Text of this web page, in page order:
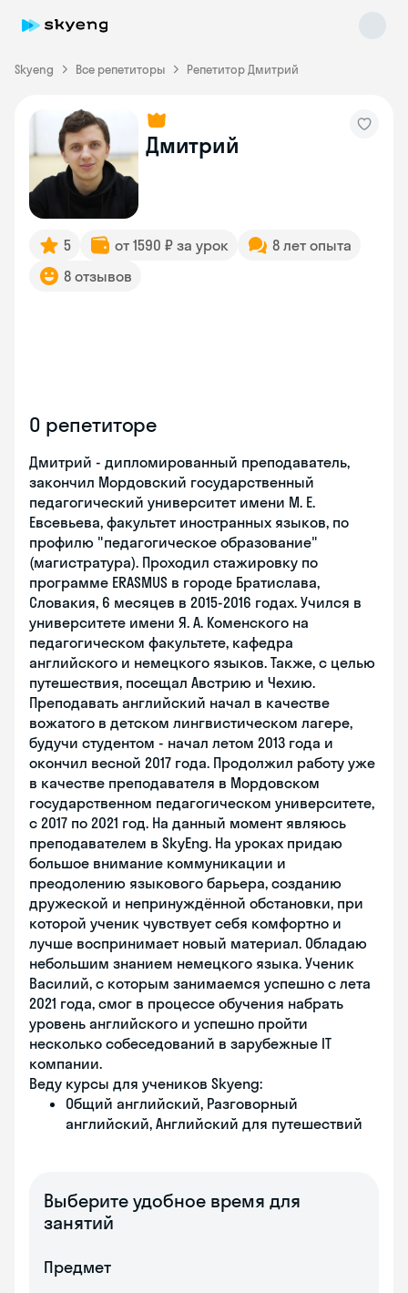
Skyeng Все репетиторы Репетитор Дмитрий
Дмитрий
5 от 1590 ₽ за урок
8 лет опыта
8 отзывов
О репетиторе
Дмитрий - дипломированный преподаватель,
закончил Мордовский государственный
педагогический университет имени М. Е.
Евсевьева, факультет иностранных языков, по
профилю "педагогическое образование"
(магистратура). Проходил стажировку по
программе ERASMUS в городе Братислава,
Словакия, 6 месяцев в 2015-2016 годах. Учился в
университете имени Я. А. Коменского на
педагогическом факультете, кафедра
английского и немецкого языков. Также, с целью
путешествия, посещал Австрию и Чехию.
Преподавать английский начал в качестве
вожатого в детском лингвистическом лагере,
будучи студентом - начал летом 2013 года и
окончил весной 2017 года. Продолжил работу уже
в качестве преподавателя в Мордовском
государственном педагогическом университете,
с 2017 по 2021 год. На данный момент являюсь
преподавателем в SkyEng. На уроках придаю
большое внимание коммуникации и
преодолению языкового барьера, созданию
дружеской и непринуждённой обстановки, при
которой ученик чувствует себя комфортно и
лучше воспринимает новый материал. Обладаю
небольшим знанием немецкого языка. Ученик
Василий, с которым занимаемся успешно с лета
2021 года, смог в процессе обучения набрать
уровень английского и успешно пройти
несколько собеседований в зарубежные IT
компании.
Веду курсы для учеников Skyeng:
Общий английский, Разговорный
английский, Английский для путешествий
Выберите удобное время для
занятий
Предмет
Skyeng Chat